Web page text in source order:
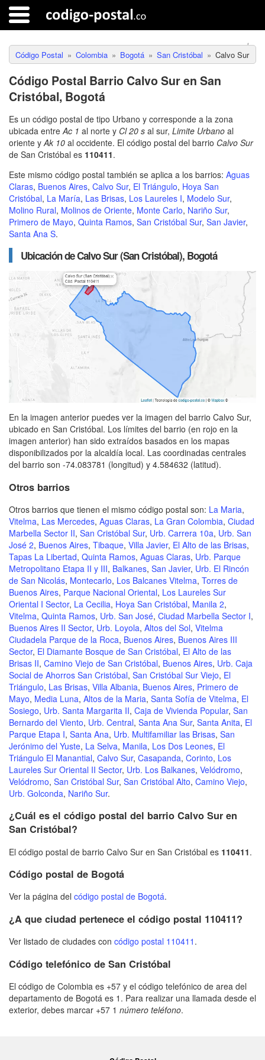
Código Postal Colombia Bogotá San Cristóbal Calvo Sur
Código Postal Barrio Calvo Sur en San
Cristóbal, Bogotá
Es un código postal de tipo Urbano y corresponde a la zona
ubicada entreAc 1 al norte y Cl 20 s al sur, Limite Urbano al
oriente yAk 10 al occidente. El código postal del barrio Calvo Sur
de San Cristóbal es 110411.
Este mismo código postal también se aplica a los barrios: Aguas
Claras, Buenos Aires, Calvo Sur, El Triángulo, Hoya San
Cristóbal, La María, Las Brisas, Los Laureles I, Modelo Sur,
Molino Rural, Molinos de Oriente, Monte Carlo, Nariño Sur,
Primero de Mayo, Quinta Ramos, San Cristóbal Sur, San Javier,
Santa Ana S.
Ubicación de Calvo Sur (San Cristóbal), Bogotá
En la imagen anterior puedes ver la imagen del barrio Calvo Sur,
ubicado en San Cristóbal. Los límites del barrio (en rojo en la
imagen anterior) han sido extraídos basados en los mapas
disponibilizados por la alcaldía local. Las coordinadas centrales
del barrio son -74.083781 (longitud) y 4.584632 (latitud).
Otros barrios
Otros barrios que tienen el mismo código postal son: La Maria,
Vitelma, Las Mercedes, Aguas Claras, La Gran Colombia, Ciudad
Marbella Sector II, San Cristóbal Sur, Urb. Carrera 10a, Urb. San
José 2, Buenos Aires, Tibaque, Villa Javier, El Alto de las Brisas,
Tapas La Libertad, Quinta Ramos, Aguas Claras, Urb. Parque
Metropolitano Etapa II y III, Balkanes, San Javier, Urb. El Rincón
de San Nicolás, Montecarlo, Los Balcanes Vitelma, Torres de
Buenos Aires, Parque Nacional Oriental, Los Laureles Sur
Oriental I Sector, La Cecilia, Hoya San Cristóbal, Manila 2,
Vitelma, Quinta Ramos, Urb. San José, Ciudad Marbella Sector I,
Buenos Aires II Sector, Urb. Loyola, Altos del Sol, Vitelma
Ciudadela Parque de la Roca, Buenos Aires, Buenos Aires III
Sector, El Diamante Bosque de San Cristóbal, El Alto de las
Brisas II, Camino Viejo de San Cristóbal, Buenos Aires, Urb. Caja
Social de Ahorros San Cristóbal, San Cristóbal Sur Viejo, El
Triángulo, Las Brisas, Villa Albania, Buenos Aires, Primero de
Mayo, Media Luna, Altos de la Maria, Santa Sofía de Vitelma, El
Sosiego, Urb. Santa Margarita II, Caja de Vivienda Popular, San
Bernardo del Viento, Urb. Central, Santa Ana Sur, Santa Anita, El
Parque Etapa I, Santa Ana, Urb. Multifamiliar las Brisas, San
Jerónimo del Yuste, La Selva, Manila, Los Dos Leones, El
Triángulo El Manantial, Calvo Sur, Casapanda, Corinto, Los
Laureles Sur Oriental II Sector, Urb. Los Balkanes, Velódromo,
Velódromo, San Cristóbal Sur, San Cristóbal Alto, Camino Viejo,
Urb. Golconda, Nariño Sur.
¿Cuál es el código postal del barrio Calvo Sur en
San Cristóbal?
El código postal de barrio Calvo Sur en San Cristóbal es 110411.
Código postal de Bogotá
Ver la página del código postal de Bogotá.
¿A que ciudad pertenece el código postal 110411?
Ver listado de ciudades con código postal 110411 .
Código telefónico de San Cristóbal
El código de Colombia es +57 y el código telefónico de area del
departamento de Bogotá es 1. Para realizar una llamada desde el
exterior, debes marcar +57 1 número teléfono.